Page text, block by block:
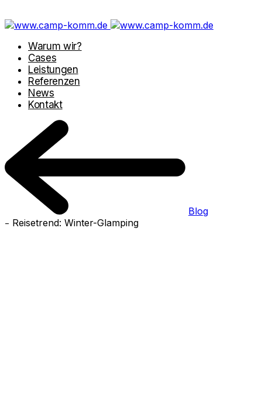
Warum wir?
Cases
Leistungen
Referenzen
News
Kontakt
Blog
- Reisetrend: Winter-Glamping